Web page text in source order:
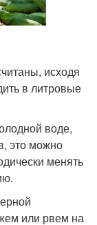
исходя
в литровые
воде,
это можно
менять
или рвем на